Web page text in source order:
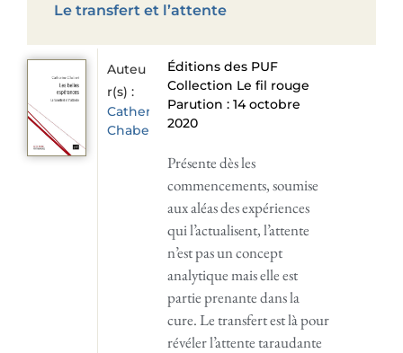
Le transfert et l’attente
Auteu
r(s) :
Catherine
Chabert
Éditions des PUF
Collection Le fil rouge
Parution : 14 octobre
2020
Présente dès les
commencements, soumise
aux aléas des expériences
qui l’actualisent, l’attente
n’est pas un concept
analytique mais elle est
partie prenante dans la
cure. Le transfert est là pour
révéler l’attente taraudante